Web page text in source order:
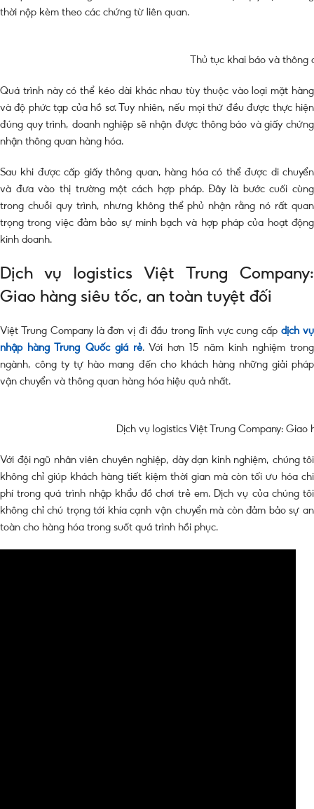
thời nộp kèm theo các chứng từ liên quan.
Thủ tục khai báo và thông
Quá trình này có thể kéo dài khác nhau tùy thuộc vào loại mặt hàng
và độ phức tạp của hồ sơ. Tuy nhiên, nếu mọi thứ đều được thực hiện
đúng quy trình, doanh nghiệp sẽ nhận được thông báo và giấy chứng
nhận thông quan hàng hóa.
Sau khi được cấp giấy thông quan, hàng hóa có thể được di chuyển
và đưa vào thị trường một cách hợp pháp. Đây là bước cuối cùng
trong chuỗi quy trình, nhưng không thể phủ nhận rằng nó rất quan
trọng trong việc đảm bảo sự minh bạch và hợp pháp của hoạt động
kinh doanh.
Dịch vụ logistics Việt Trung Company:
Giao hàng siêu tốc, an toàn tuyệt đối
Việt Trung Company là đơn vị đi đầu trong lĩnh vực cung cấpdịch vụ
nhập hàng Trung Quốc giá rẻ. Với hơn 15 năm kinh nghiệm trong
ngành, công ty tự hào mang đến cho khách hàng những giải pháp
vận chuyển và thông quan hàng hóa hiệu quả nhất.
Dịch vụ logistics Việt Trung Company:
Với đội ngũ nhân viên chuyên nghiệp, dày dạn kinh nghiệm, chúng tôi
không chỉ giúp khách hàng tiết kiệm thời gian mà còn tối ưu hóa chi
phí trong quá trình nhập khẩu đồ chơi trẻ em. Dịch vụ của chúng tôi
không chỉ chú trọng tới khía cạnh vận chuyển mà còn đảm bảo sự an
toàn cho hàng hóa trong suốt quá trình hồi phục.